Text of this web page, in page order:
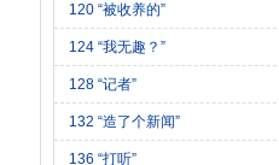
120 “被收养的”
124 “我无趣？”
128 “记者”
132 “造了个新闻”
136 “打听”